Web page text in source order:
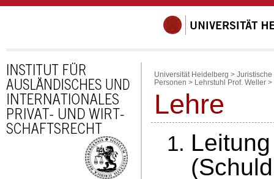
Universität Heidelberg > Juristische
Personen > Lehrstuhl Prof. Weller >
Lehre